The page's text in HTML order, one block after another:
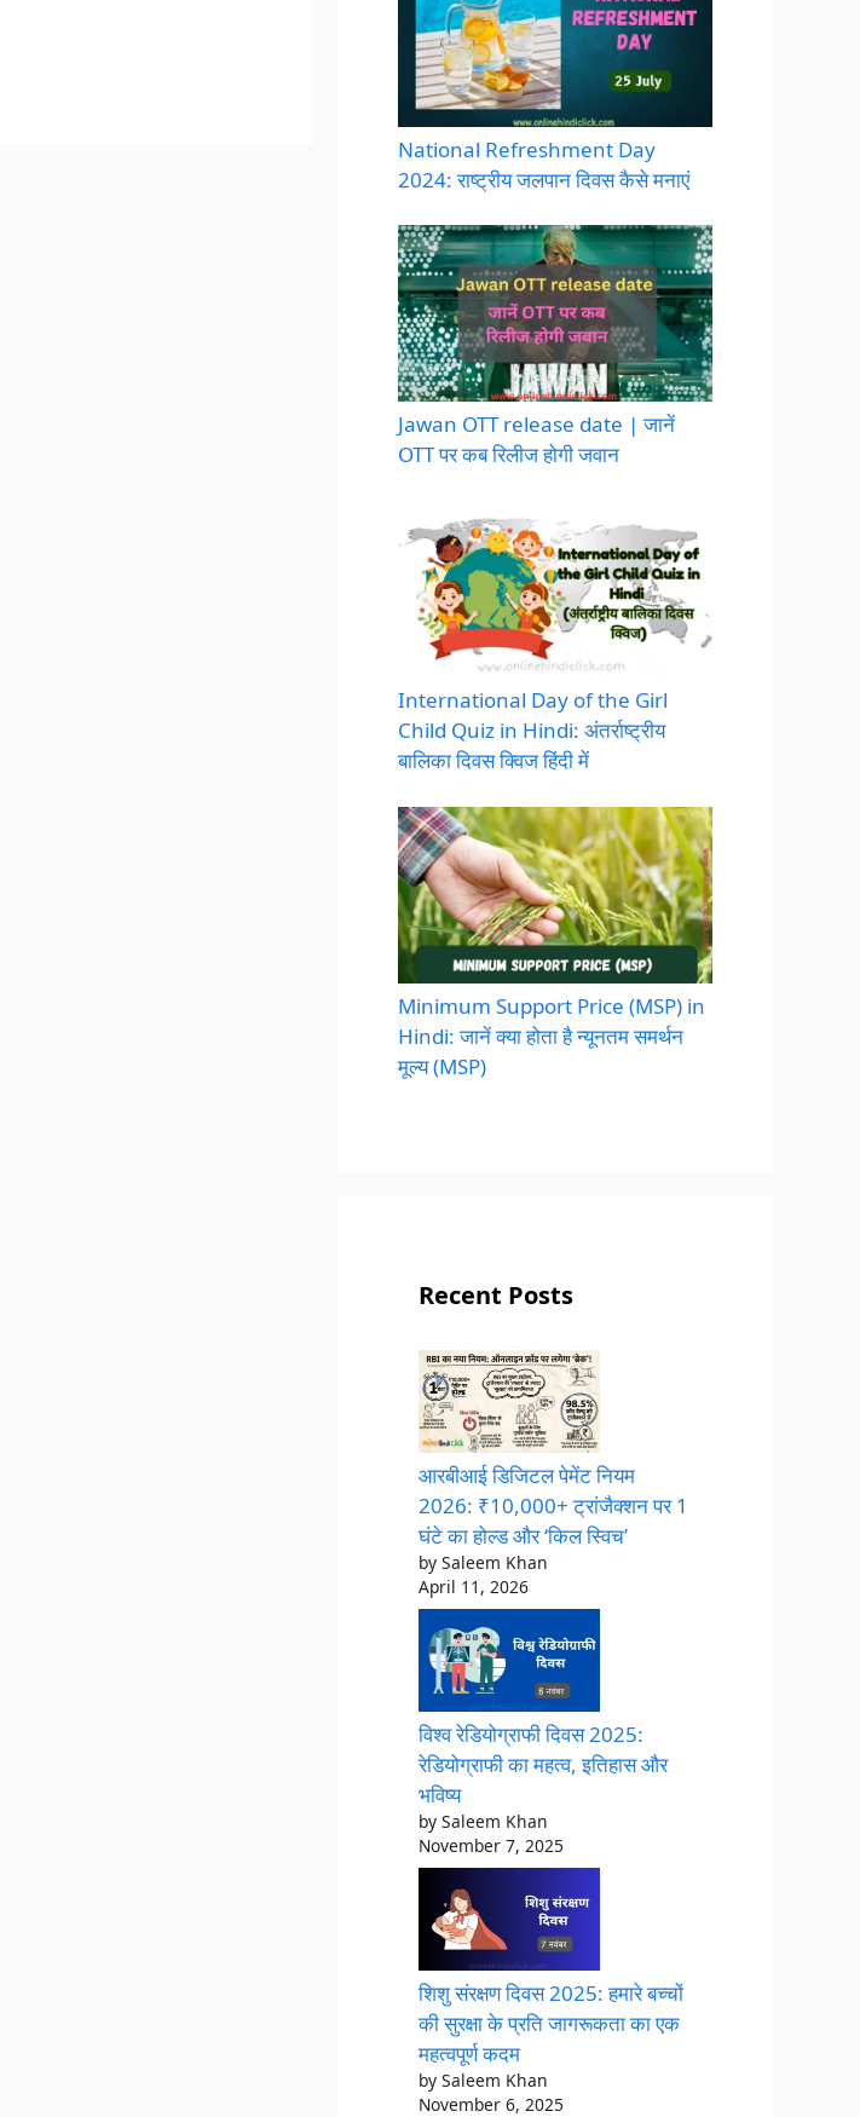
National Refreshment Day
2024: राष्ट्रीय जलपान दिवस कैसे मनाएं
Jawan OTT release date | जानें
OTT पर कब रिलीज होगी जवान
International Day of the Girl
Child Quiz in Hindi: अंतर्राष्ट्रीय
बालिका दिवस क्विज हिंदी में
Minimum Support Price (MSP) in
Hindi: जानें क्या होता है न्यूनतम समर्थन
मूल्य (MSP)
Recent Posts
आरबीआई डिजिटल पेमेंट नियम
2026: ₹10,000+ ट्रांजैक्शन पर 1
घंटे का होल्ड और ‘किल स्विच’
by Saleem Khan
April 11, 2026
विश्व रेडियोग्राफी दिवस 2025:
रेडियोग्राफी का महत्व, इतिहास और
भविष्य
by Saleem Khan
November 7, 2025
शिशु संरक्षण दिवस 2025: हमारे बच्चों
की सुरक्षा के प्रति जागरूकता का एक
महत्वपूर्ण कदम
by Saleem Khan
November 6, 2025